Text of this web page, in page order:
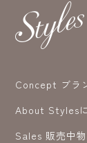
Concept ブラ
About Styles
Sales 販売中